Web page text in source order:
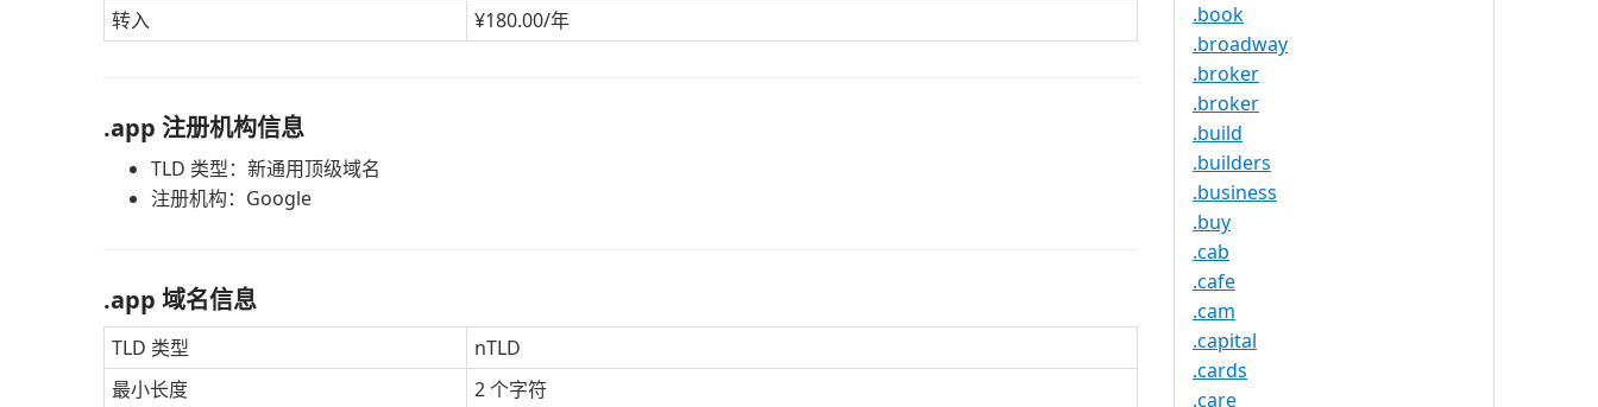
转入
¥180.00/年
.app 注册机构信息
TLD 类型：新通用顶级域名
注册机构：Google
.app 域名信息
TLD 类型
nTLD
最小长度
2 个字符
.book
.broadway
.broker
.broker
.build
.builders
.business
.buy
.cab
.cafe
.cam
.capital
.cards
.care